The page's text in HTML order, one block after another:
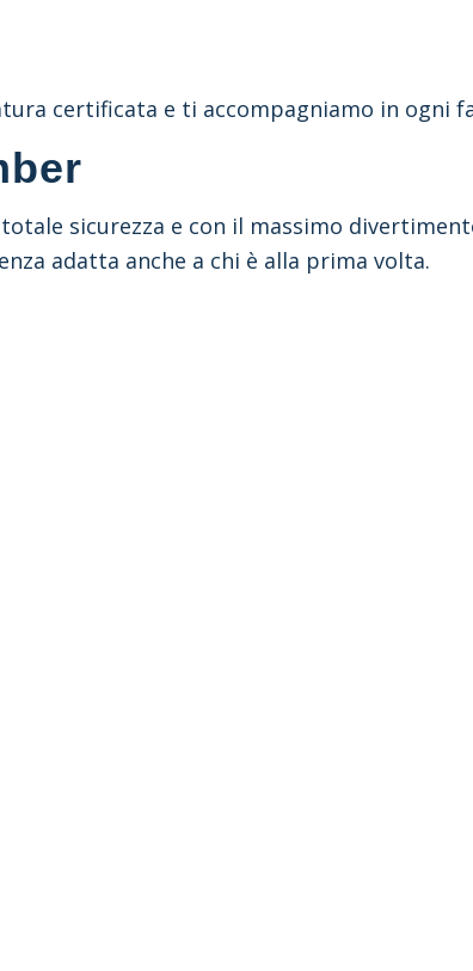
certificata e ti accompagniamo in ogni
sicurezza e con il massimo
adatta anche a chi è alla prima volta.